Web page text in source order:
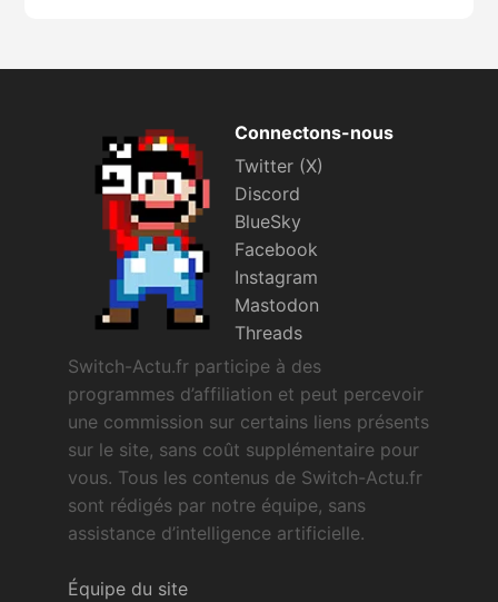
Connectons-nous
Twitter (X)
Discord
BlueSky
Facebook
Instagram
Mastodon
Threads
Switch-Actu.fr participe à des
programmes d’affiliation et peut percevoir
une commission sur certains liens présents
sur le site, sans coût supplémentaire pour
vous. Tous les contenus de Switch-Actu.fr
sont rédigés par notre équipe, sans
assistance d’intelligence artificielle.
Équipe du site